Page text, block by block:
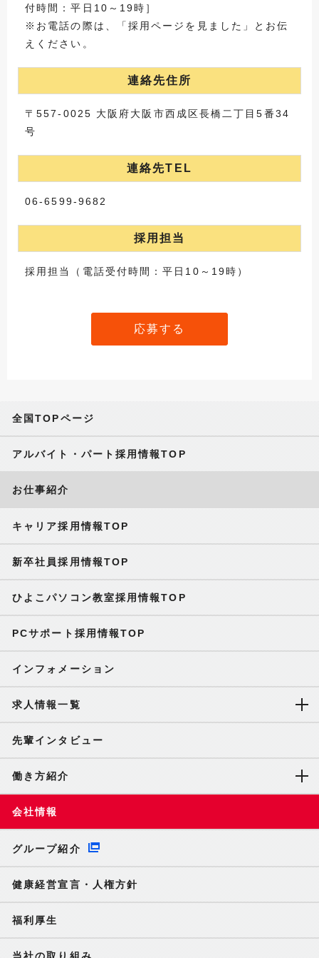
付時間：平日10～19時］
※お電話の際は、「採用ページを見ました」とお伝
えください。
連絡先住所
〒557-0025 大阪府大阪市西成区長橋二丁目5番34
号
連絡先TEL
06-6599-9682
採用担当
採用担当（電話受付時間：平日10～19時）
応募する
全国TOPページ
アルバイト・パート採用情報TOP
お仕事紹介
キャリア採用情報TOP
新卒社員採用情報TOP
ひよこパソコン教室採用情報TOP
PCサポート採用情報TOP
インフォメーション
求人情報一覧
先輩インタビュー
働き方紹介
会社情報
グループ紹介
健康経営宣言・人権方針
福利厚生